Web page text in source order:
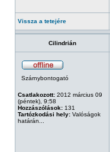
Vissza a tetejére
Cilindrián
Szárnybontogató
Csatlakozott: 2012 március 09
(péntek), 9:58
Hozzászólások: 131
Tartózkodási hely: Valóságok
határán...